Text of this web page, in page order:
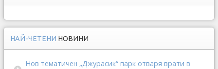
НАЙ-ЧЕТЕНИ НОВИНИ
Нов тематичен „Джурасик“ парк отваря врати в